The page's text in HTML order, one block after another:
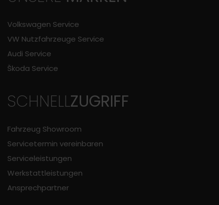
Volkswagen Service
VW Nutzfahrzeuge Service
Audi Service
Škoda Service
SCHNELLZUGRIFF
Fahrzeug Showroom
Servicetermin vereinbaren
Serviceleistungen
Werkstattleistungen
Ansprechpartner